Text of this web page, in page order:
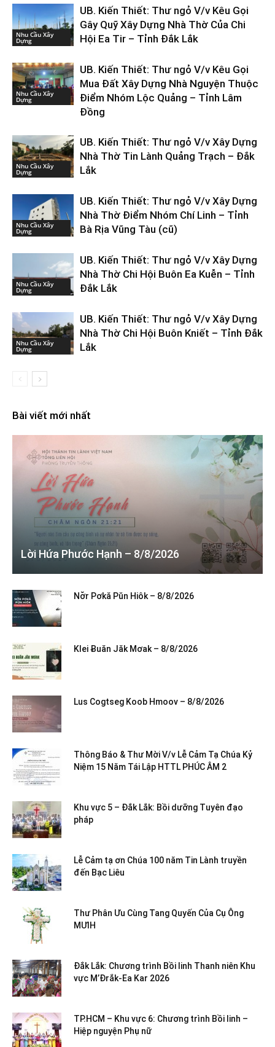
Nhu Cầu Xây
Dựng
UB. Kiến Thiết: Thư ngỏ V/v Kêu Gọi
Gây Quỹ Xây Dựng Nhà Thờ Của Chi
Hội Ea Tir – Tỉnh Đắk Lắk
Nhu Cầu Xây
Dựng
UB. Kiến Thiết: Thư ngỏ V/v Kêu Gọi
Mua Đất Xây Dựng Nhà Nguyện Thuộc
Điểm Nhóm Lộc Quảng – Tỉnh Lâm
Đồng
Nhu Cầu Xây
Dựng
UB. Kiến Thiết: Thư ngỏ V/v Xây Dựng
Nhà Thờ Tin Lành Quảng Trạch – Đắk
Lắk
Nhu Cầu Xây
Dựng
UB. Kiến Thiết: Thư ngỏ V/v Xây Dựng
Nhà Thờ Điểm Nhóm Chí Linh – Tỉnh
Bà Rịa Vũng Tàu (cũ)
Nhu Cầu Xây
Dựng
UB. Kiến Thiết: Thư ngỏ V/v Xây Dựng
Nhà Thờ Chi Hội Buôn Ea Kuễn – Tỉnh
Đắk Lắk
Nhu Cầu Xây
Dựng
UB. Kiến Thiết: Thư ngỏ V/v Xây Dựng
Nhà Thờ Chi Hội Buôn Kniết – Tỉnh Đắk
Lắk
Bài viết mới nhất
Lời Hứa Phước Hạnh – 8/8/2026
Nơ̆r Pơkă Pŭn Hiôk – 8/8/2026
Klei Ƀuăn Jăk Mơak – 8/8/2026
Lus Cogtseg Koob Hmoov – 8/8/2026
Thông Báo & Thư Mời V/v Lễ Cảm Tạ Chúa Kỷ
Niệm 15 Năm Tái Lập HTTL PHÚC ÂM 2
Khu vực 5 – Đắk Lắk: Bồi dưỡng Tuyên đạo
pháp
Lễ Cảm tạ ơn Chúa 100 năm Tin Lành truyền
đến Bạc Liêu
Thư Phân Ưu Cùng Tang Quyến Của Cụ Ông
MƯIH
Đắk Lắk: Chương trình Bồi linh Thanh niên Khu
vực M’Đrắk-Ea Kar 2026
TP.HCM – Khu vực 6: Chương trình Bồi linh –
Hiệp nguyện Phụ nữ